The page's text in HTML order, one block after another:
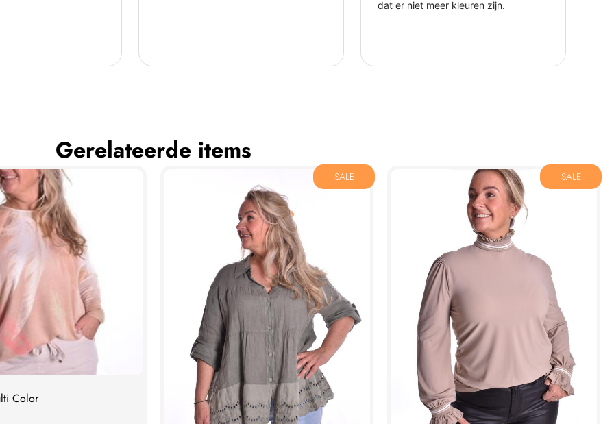
Gerelateerde items
Color
SALE SALE